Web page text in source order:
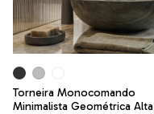
Torneira Monocomando
Minimalista Geométrica Alta